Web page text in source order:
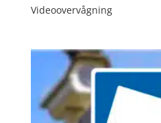
Videoovervågning